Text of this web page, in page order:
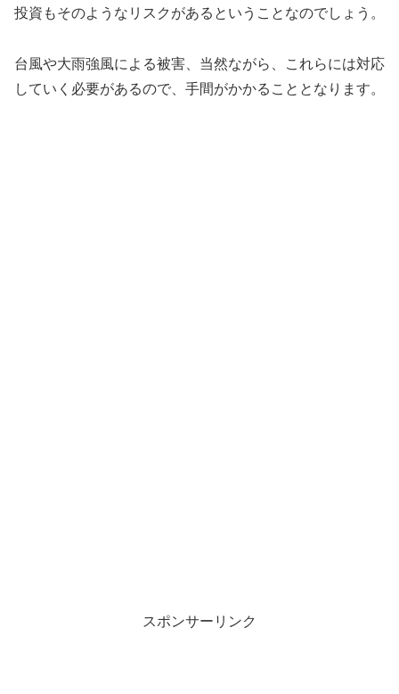
投資もそのようなリスクがあるということなのでしょう。
台風や大雨強風による被害、当然ながら、これらには対応
していく必要があるので、手間がかかることとなります。
スポンサーリンク